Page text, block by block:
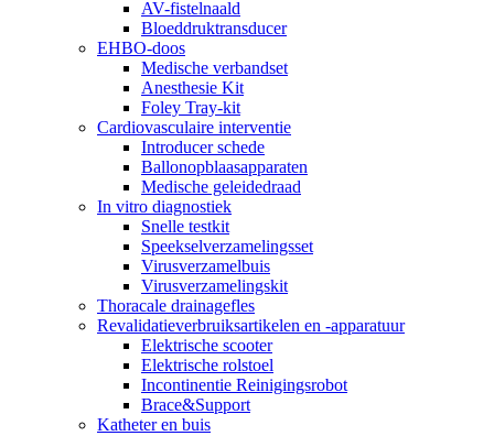
AV-fistelnaald
Bloeddruktransducer
EHBO-doos
Medische verbandset
Anesthesie Kit
Foley Tray-kit
Cardiovasculaire interventie
Introducer schede
Ballonopblaasapparaten
Medische geleidedraad
In vitro diagnostiek
Snelle testkit
Speekselverzamelingsset
Virusverzamelbuis
Virusverzamelingskit
Thoracale drainagefles
Revalidatieverbruiksartikelen en -apparatuur
Elektrische scooter
Elektrische rolstoel
Incontinentie Reinigingsrobot
Brace&Support
Katheter en buis